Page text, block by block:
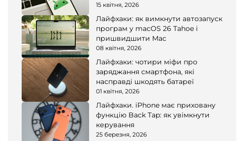
15 квітня, 2026
Лайфхаки: як вимкнути автозапуск
програм у macOS 26 Tahoe і
пришвидшити Mac
08 квітня, 2026
Лайфхаки: чотири міфи про
заряджання смартфона, які
насправді шкодять батареї
01 квітня, 2026
Лайфхаки. iPhone має приховану
функцію Back Tap: як увімкнути
керування
25 березня, 2026